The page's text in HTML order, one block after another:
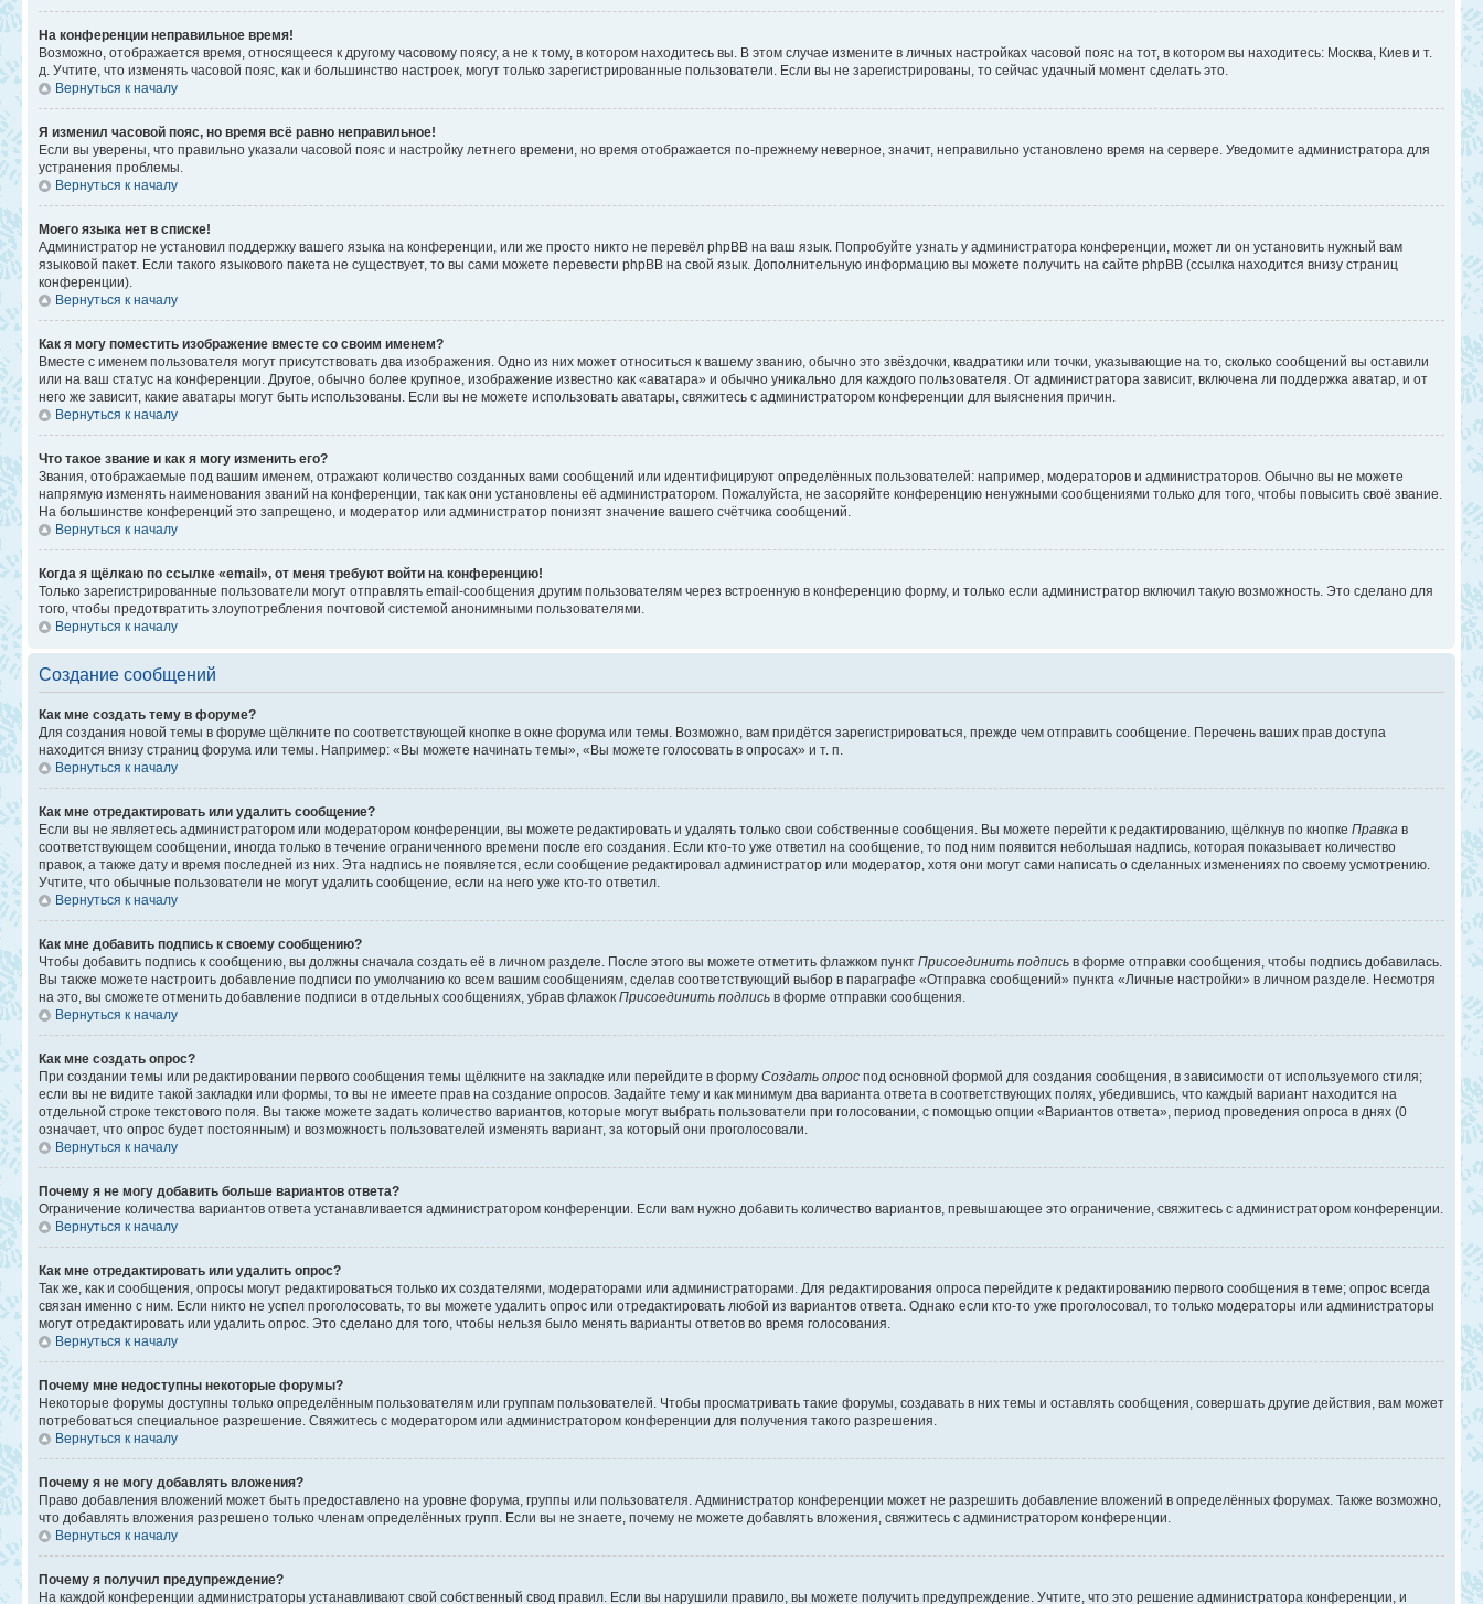
На конференции неправильное время!
Возможно, отображается время, относящееся к другому часовому поясу, а не к тому, в котором находитесь вы. В этом случае измените в личных настройках часовой пояс на тот, в котором вы находитесь: Москва, Киев и т.
д. Учтите, что изменять часовой пояс, как и большинство настроек, могут только зарегистрированные пользователи. Если вы не зарегистрированы, то сейчас удачный момент сделать это.
Вернуться к началу
Я изменил часовой пояс, но время всё равно неправильное!
Если вы уверены, что правильно указали часовой пояс и настройку летнего времени, но время отображается по-прежнему неверное, значит, неправильно установлено время на сервере. Уведомите администратора для
устранения проблемы.
Вернуться к началу
Моего языка нет в списке!
Администратор не установил поддержку вашего языка на конференции, или же просто никто не перевёл phpBB на ваш язык. Попробуйте узнать у администратора конференции, может ли он установить нужный вам
языковой пакет. Если такого языкового пакета не существует, то вы сами можете перевести phpBB на свой язык. Дополнительную информацию вы можете получить на сайте phpBB (ссылка находится внизу страниц
конференции).
Вернуться к началу
Как я могу поместить изображение вместе со своим именем?
Вместе с именем пользователя могут присутствовать два изображения. Одно из них может относиться к вашему званию, обычно это звёздочки, квадратики или точки, указывающие на то, сколько сообщений вы оставили
или на ваш статус на конференции. Другое, обычно более крупное, изображение известно как «аватара» и обычно уникально для каждого пользователя. От администратора зависит, включена ли поддержка аватар, и от
него же зависит, какие аватары могут быть использованы. Если вы не можете использовать аватары, свяжитесь с администратором конференции для выяснения причин.
Вернуться к началу
Что такое звание и как я могу изменить его?
Звания, отображаемые под вашим именем, отражают количество созданных вами сообщений или идентифицируют определённых пользователей: например, модераторов и администраторов. Обычно вы не можете
напрямую изменять наименования званий на конференции, так как они установлены её администратором. Пожалуйста, не засоряйте конференцию ненужными сообщениями только для того, чтобы повысить своё звание.
На большинстве конференций это запрещено, и модератор или администратор понизят значение вашего счётчика сообщений.
Вернуться к началу
Когда я щёлкаю по ссылке «email», от меня требуют войти на конференцию!
Только зарегистрированные пользователи могут отправлять email-сообщения другим пользователям через встроенную в конференцию форму, и только если администратор включил такую возможность. Это сделано для
того, чтобы предотвратить злоупотребления почтовой системой анонимными пользователями.
Вернуться к началу
Создание сообщений
Как мне создать тему в форуме?
Для создания новой темы в форуме щёлкните по соответствующей кнопке в окне форума или темы. Возможно, вам придётся зарегистрироваться, прежде чем отправить сообщение. Перечень ваших прав доступа
находится внизу страниц форума или темы. Например: «Вы можете начинать темы», «Вы можете голосовать в опросах» и т. п.
Вернуться к началу
Как мне отредактировать или удалить сообщение?
Если вы не являетесь администратором или модератором конференции, вы можете редактировать и удалять только свои собственные сообщения. Вы можете перейти к редактированию, щёлкнув по кнопке Правка в
соответствующем сообщении, иногда только в течение ограниченного времени после его создания. Если кто-то уже ответил на сообщение, то под ним появится небольшая надпись, которая показывает количество
правок, а также дату и время последней из них. Эта надпись не появляется, если сообщение редактировал администратор или модератор, хотя они могут сами написать о сделанных изменениях по своему усмотрению.
Учтите, что обычные пользователи не могут удалить сообщение, если на него уже кто-то ответил.
Вернуться к началу
Как мне добавить подпись к своему сообщению?
Чтобы добавить подпись к сообщению, вы должны сначала создать её в личном разделе. После этого вы можете отметить флажком пункт Присоединить подпись в форме отправки сообщения, чтобы подпись добавилась.
Вы также можете настроить добавление подписи по умолчанию ко всем вашим сообщениям, сделав соответствующий выбор в параграфе «Отправка сообщений» пункта «Личные настройки» в личном разделе. Несмотря
на это, вы сможете отменить добавление подписи в отдельных сообщениях, убрав флажок Присоединить подпись в форме отправки сообщения.
Вернуться к началу
Как мне создать опрос?
При создании темы или редактировании первого сообщения темы щёлкните на закладке или перейдите в форму Создать опрос под основной формой для создания сообщения, в зависимости от используемого стиля;
если вы не видите такой закладки или формы, то вы не имеете прав на создание опросов. Задайте тему и как минимум два варианта ответа в соответствующих полях, убедившись, что каждый вариант находится на
отдельной строке текстового поля. Вы также можете задать количество вариантов, которые могут выбрать пользователи при голосовании, с помощью опции «Вариантов ответа», период проведения опроса в днях (0
означает, что опрос будет постоянным) и возможность пользователей изменять вариант, за который они проголосовали.
Вернуться к началу
Почему я не могу добавить больше вариантов ответа?
Ограничение количества вариантов ответа устанавливается администратором конференции. Если вам нужно добавить количество вариантов, превышающее это ограничение, свяжитесь с администратором конференции.
Вернуться к началу
Как мне отредактировать или удалить опрос?
Так же, как и сообщения, опросы могут редактироваться только их создателями, модераторами или администраторами. Для редактирования опроса перейдите к редактированию первого сообщения в теме; опрос всегда
связан именно с ним. Если никто не успел проголосовать, то вы можете удалить опрос или отредактировать любой из вариантов ответа. Однако если кто-то уже проголосовал, то только модераторы или администраторы
могут отредактировать или удалить опрос. Это сделано для того, чтобы нельзя было менять варианты ответов во время голосования.
Вернуться к началу
Почему мне недоступны некоторые форумы?
Некоторые форумы доступны только определённым пользователям или группам пользователей. Чтобы просматривать такие форумы, создавать в них темы и оставлять сообщения, совершать другие действия, вам может
потребоваться специальное разрешение. Свяжитесь с модератором или администратором конференции для получения такого разрешения.
Вернуться к началу
Почему я не могу добавлять вложения?
Право добавления вложений может быть предоставлено на уровне форума, группы или пользователя. Администратор конференции может не разрешить добавление вложений в определённых форумах. Также возможно,
что добавлять вложения разрешено только членам определённых групп. Если вы не знаете, почему не можете добавлять вложения, свяжитесь с администратором конференции.
Вернуться к началу
Почему я получил предупреждение?
На каждой конференции администраторы устанавливают свой собственный свод правил. Если вы нарушили правило, вы можете получить предупреждение. Учтите, что это решение администратора конференции, и